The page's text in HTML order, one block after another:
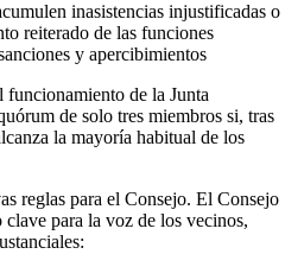
inasistencias injustificadas o
reiterado de las funciones
y apercibimientos
funcionamiento de la Junta
de solo tres miembros si, tras
la mayoría habitual de los
reglas para el Consejo. El Consejo
para la voz de los vecinos,